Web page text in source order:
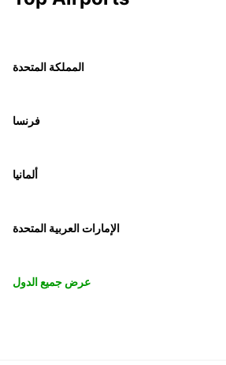
المملكة المتحدة
فرنسا
ألمانيا
الإمارات العربية المتحدة
عرض جميع الدول